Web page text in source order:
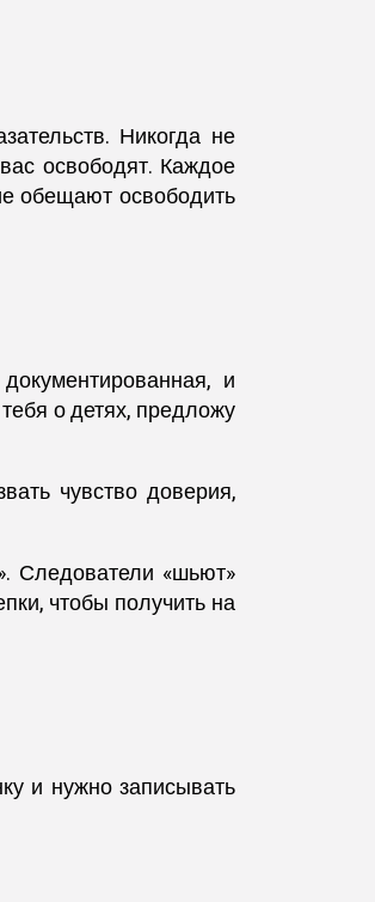
Никогда не
освободят. Каждое
обещают освободить
и
о детях, предложу
чувство доверия,
Следователи «шьют»
чтобы получить на
и нужно записывать